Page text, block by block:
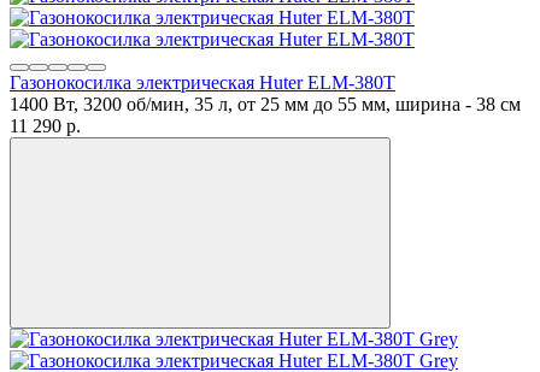
Газонокосилка электрическая Huter ELM-380T
1400 Вт, 3200 об/мин, 35 л, от 25 мм до 55 мм, ширина - 38 см
11 290 p.